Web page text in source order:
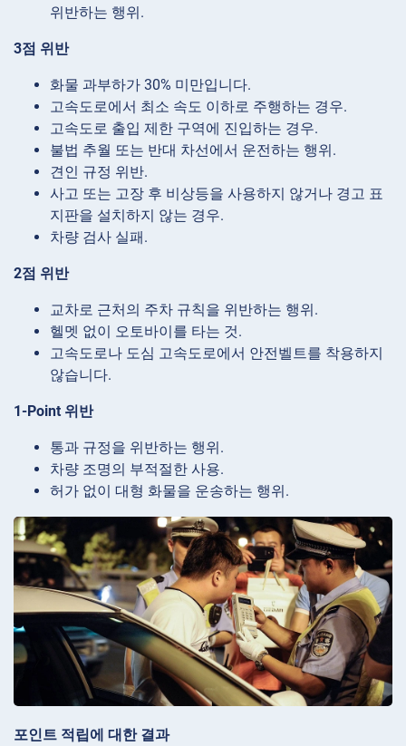
위반하는 행위.
3점 위반
화물 과부하가 30% 미만입니다.
고속도로에서 최소 속도 이하로 주행하는 경우.
고속도로 출입 제한 구역에 진입하는 경우.
불법 추월 또는 반대 차선에서 운전하는 행위.
견인 규정 위반.
사고 또는 고장 후 비상등을 사용하지 않거나 경고 표
지판을 설치하지 않는 경우.
차량 검사 실패.
2점 위반
교차로 근처의 주차 규칙을 위반하는 행위.
헬멧 없이 오토바이를 타는 것.
고속도로나 도심 고속도로에서 안전벨트를 착용하지
않습니다.
1-Point 위반
통과 규정을 위반하는 행위.
차량 조명의 부적절한 사용.
허가 없이 대형 화물을 운송하는 행위.
포인트 적립에 대한 결과